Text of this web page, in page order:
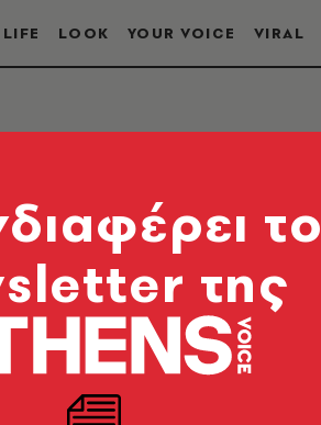
LIFE LOOK YOUR VOICE VIRAL
το
της